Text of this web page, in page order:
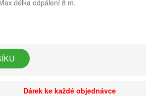
délka odpálení 8 m.
Dárek ke každé objednávce